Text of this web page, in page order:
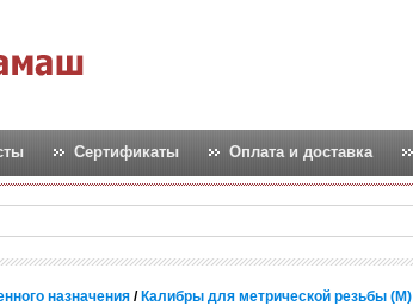
Сертификаты Оплата и доставка
назначения / Калибры для метрической резьбы (М)